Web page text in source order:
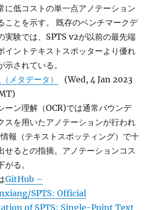
に低コストの単一点アノテーション
ことを示す。 既存のベンチマークデ
実験では、SPTS v2が以前の最先端
イントテキストスポッターより優れ
示されている。
メタデータ）
(Wed, 4 Jan 2023
ーン理解（OCR)では通常バウンデ
スを用いたアノテーションが行われ
報（テキストスポッティング）で十
せるとの指摘。アノテーションコス
がる。
GitHub –
SPTS: Official
of SPTS: Single-Point Text